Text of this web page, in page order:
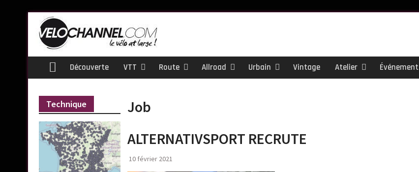
content
HomeDécouverte VTT Route Allroad Urbain Vintage Atelier Événement
Job
ALTERNATIVSPORT RECRUTE
10 février 2021
Technique